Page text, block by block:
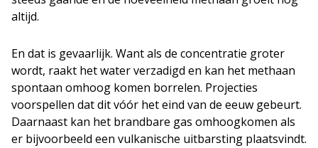
altijd.
En dat is gevaarlijk. Want als de concentratie groter
wordt, raakt het water verzadigd en kan het methaan
spontaan omhoog komen borrelen. Projecties
voorspellen dat dit vóór het eind van de eeuw gebeurt.
Daarnaast kan het brandbare gas omhoogkomen als
er bijvoorbeeld een vulkanische uitbarsting plaatsvindt.